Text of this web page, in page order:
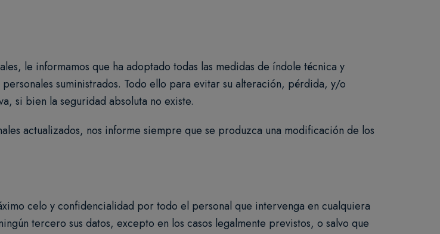
le informamos que ha adoptado todas las medidas de índole técnica y
suministrados. Todo ello para evitar su alteración, pérdida, y/o
si bien la seguridad absoluta no existe.
actualizados, nos informe siempre que se produzca una modificación de los
celo y confidencialidad por todo el personal que intervenga en cualquiera
tercero sus datos, excepto en los casos legalmente previstos, o salvo que